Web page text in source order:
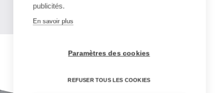
RETOUR NEWSROOM
publicités.
En savoir plus
Paramètres des cookies
REFUSER TOUS LES COOKIES